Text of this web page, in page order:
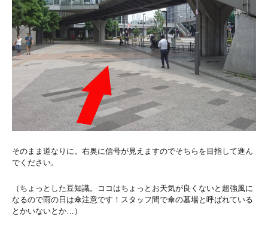
そのまま道なりに。右奥に信号が見えますのでそちらを目指して進ん
でください。
（ちょっとした豆知識。ココはちょっとお天気が良くないと超強風に
なるので雨の日は傘注意です！スタッフ間で傘の墓場と呼ばれている
とかいないとか…）